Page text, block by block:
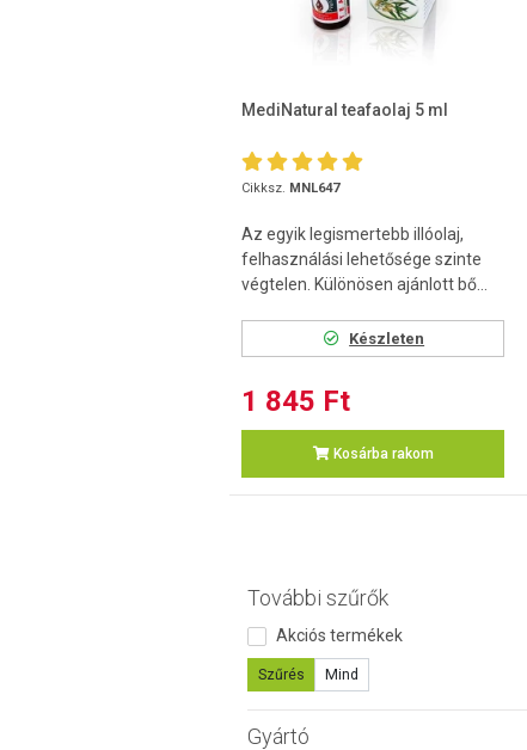
További szűrők
Akciós termékek
Szűrés Mind
Gyártó
MediNatural teafaolaj 5 ml
Cikksz. MNL647
Az egyik legismertebb illóolaj,
felhasználási lehetősége szinte
végtelen. Különösen ajánlott bő...
Készleten
1 845 Ft
Kosárba rakom